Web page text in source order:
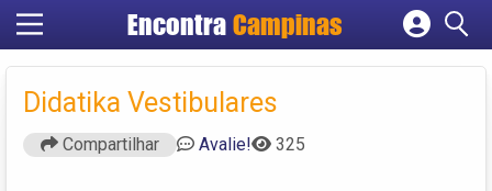
Encontra Campinas
Cadastrar empresa
Criar conta
Didatika Vestibulares
Compartilhar Avalie! 325